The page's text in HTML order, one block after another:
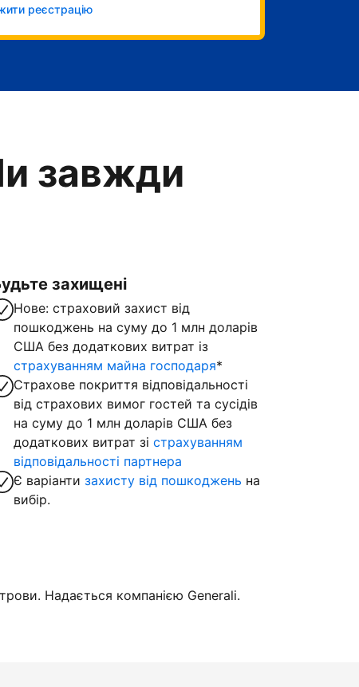
реєстрацію
завжди
захищені
Нове: страховий захист від
пошкоджень на суму до 1 млн доларів
США без додаткових витрат із
страхуванням майна господаря*
Страхове покриття відповідальності
від страхових вимог гостей та сусідів
на суму до 1 млн доларів США без
додаткових витрат зістрахуванням
відповідальності партнера
Є варіантизахисту від пошкоджень на
вибір.
Надається компанією Generali.